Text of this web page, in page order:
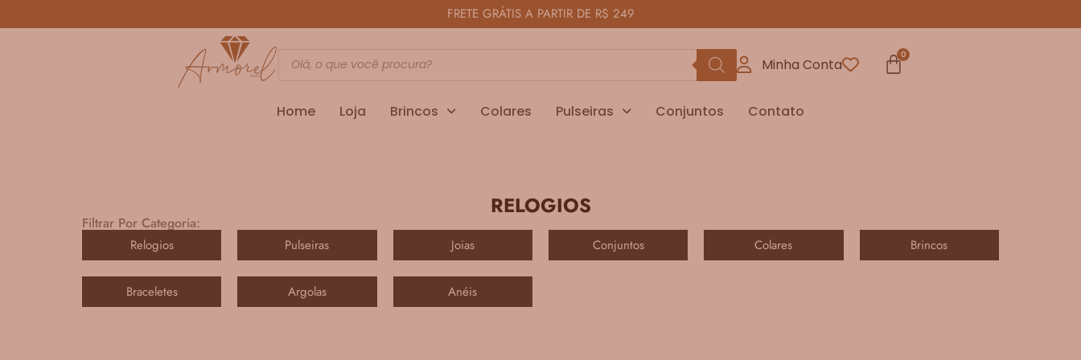
FRETE GRÁTIS A PARTIR DE R$ 249
Minha Conta
Home Loja Brincos Colares Pulseiras Conjuntos Contato
RELOGIOS
Filtrar Por Categoria:
Relogios Pulseiras Joias Conjuntos Colares Brincos
Braceletes Argolas Anéis